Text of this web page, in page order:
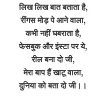
लिख लिख बात बताता है,
रींगस मोड़ पे आने वाला,
कभी नहीं घबराता है,
फेसबुक और इंस्टा पर ये,
रील बना दो जी,
मेरा बाप हैं खाटू वाला,
दुनिया को बता दो जी।।